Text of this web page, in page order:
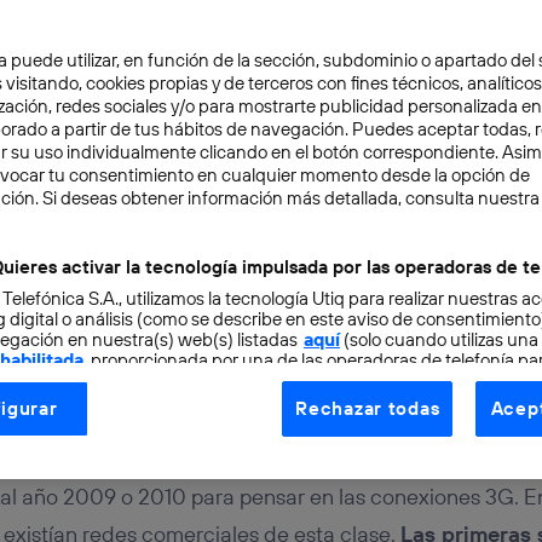
7 min
cuando solo existía
a la realidad
año 2009 o 2010 para pensar en las conexiones 3G.
redes comerciales de esta clase. Las primeras
puede utilizar, en función de la sección, subdominio o apartado del
visitando, cookies propias y de terceros con fines técnicos,
redes sociales y/o para mostrarte publicidad personalizada
a partir de tus hábitos de navegación. Puedes aceptar todas,
su uso individualmente clicando en el botón correspondiente.
tu consentimiento en cualquier momento desde la opción de
Si deseas obtener información más detallada, consulta nuestra
activar la tecnología impulsada por las operadoras de
S.A., utilizamos la tecnología Utiq para realizar nuestras
digital o análisis (como se describe en este aviso de
en nuestra(s) web(s) listadas aquí(solo cuando utilizas una
, proporcionada por una de las operadoras de telefonía
consentimiento en cada página web).
Utiq está diseñada con la privacidad como prioridad
dirección IP y otra información de la cuenta de cliente de
a la conexión que utilizas (p. ej., número de teléfono móvil).
Rechazar todas